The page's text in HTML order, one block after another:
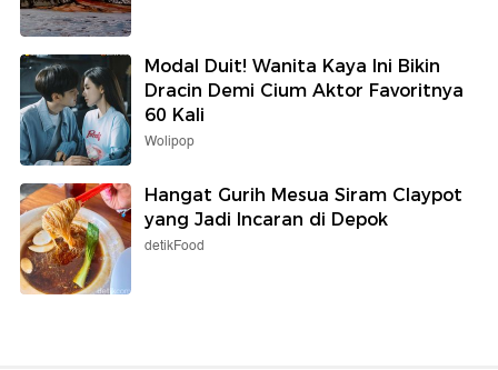
Modal Duit! Wanita Kaya Ini Bikin
Dracin Demi Cium Aktor Favoritnya
60 Kali
Wolipop
Hangat Gurih Mesua Siram Claypot
yang Jadi Incaran di Depok
detikFood